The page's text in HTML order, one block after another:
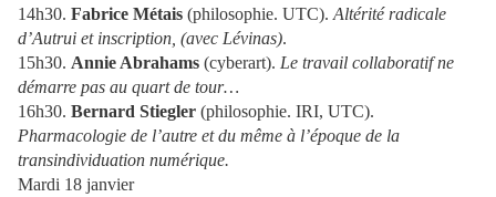
14h30. Fabrice Métais (philosophie. UTC). Altérité radicale
d’Autrui et inscription, (avec Lévinas).
15h30. Annie Abrahams (cyberart). Le travail collaboratif ne
démarre pas au quart de tour…
16h30. Bernard Stiegler (philosophie. IRI, UTC).
Pharmacologie de l’autre et du même à l’époque de la
transindividuation numérique.
Mardi 18 janvier